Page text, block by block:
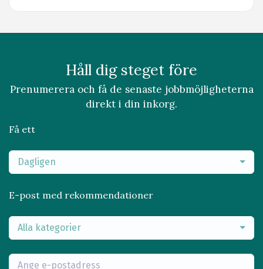
Håll dig steget före
Prenumerera och få de senaste jobbmöjligheterna
direkt i din inkorg.
Få ett
Dagligen
E-post med rekommendationer
Alla kategorier